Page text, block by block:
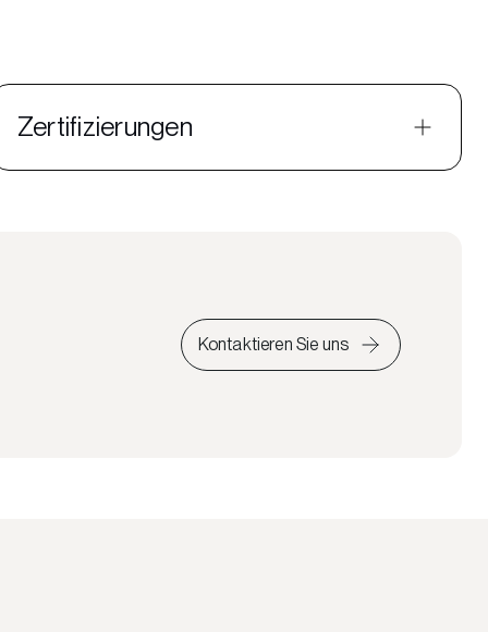
Zertifizierungen
Kontaktieren Sie uns